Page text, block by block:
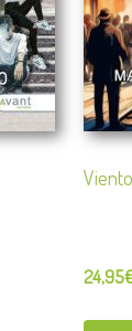
24,95